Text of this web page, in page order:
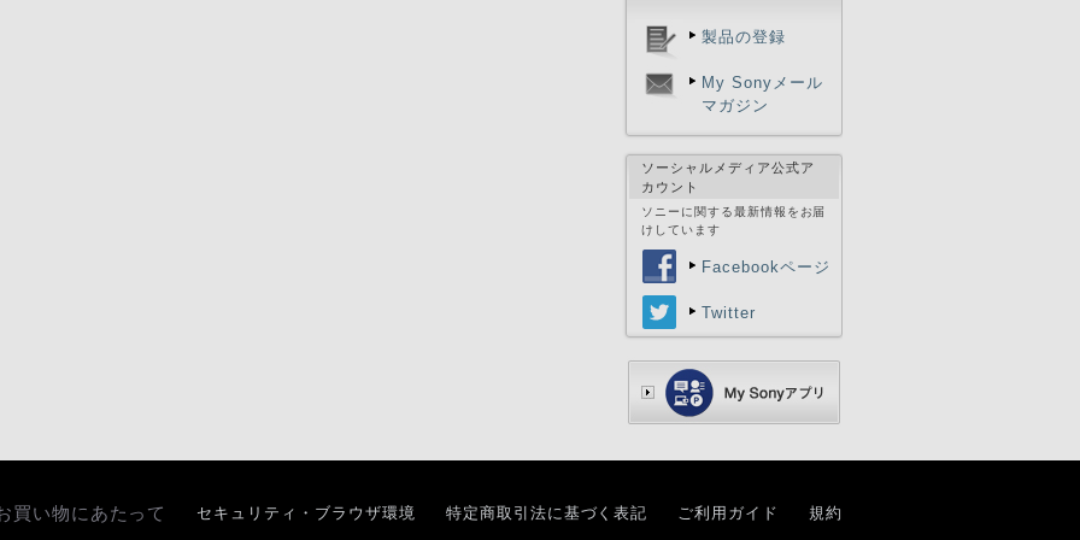
製品の登録
My Sonyメール
マガジン
ソーシャルメディア公式ア
カウント
ソニーに関する最新情報をお届
けしています
Facebookページ
Twitter
買い物にあたって セキュリティ・ブラウザ環境 特定商取引法に基づく表記 ご利用ガイド 規約